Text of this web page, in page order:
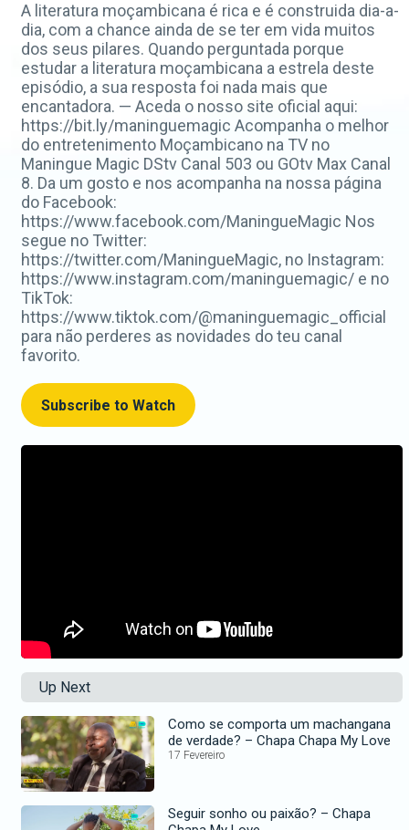
A literatura moçambicana é rica e é construida dia-a-
dia, com a chance ainda de se ter em vida muitos
dos seus pilares. Quando perguntada porque
estudar a literatura moçambicana a estrela deste
episódio, a sua resposta foi nada mais que
encantadora. — Aceda o nosso site oficial aqui:
https://bit.ly/maninguemagic Acompanha o melhor
do entretenimento Moçambicano na TV no
Maningue Magic DStv Canal 503 ou GOtv Max Canal
8. Da um gosto e nos acompanha na nossa página
do Facebook:
https://www.facebook.com/ManingueMagic Nos
segue no Twitter:
https://twitter.com/ManingueMagic, no Instagram:
https://www.instagram.com/maninguemagic/ e no
TikTok:
https://www.tiktok.com/@maninguemagic_official
para não perderes as novidades do teu canal
favorito.
Subscribe to Watch
Up Next
Como se comporta um machangana
de verdade? – Chapa Chapa My Love
17 Fevereiro
Seguir sonho ou paixão? – Chapa